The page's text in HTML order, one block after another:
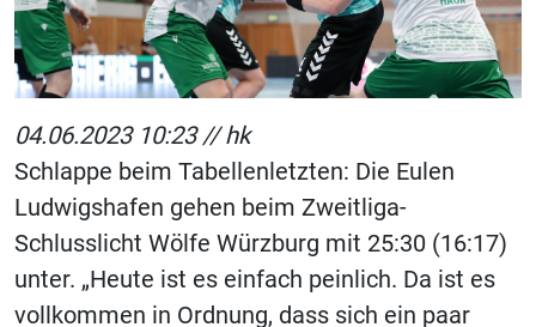
04.06.2023 10:23 //hk
Schlappe beim Tabellenletzten: Die Eulen
Ludwigshafen gehen beim Zweitliga-
Schlusslicht Wölfe Würzburg mit 25:30 (16:17)
unter. „Heute ist es einfach peinlich. Da ist es
vollkommen in Ordnung, dass sich ein paar